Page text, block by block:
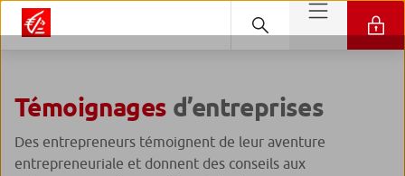
Témoignages d’entreprises
Des entrepreneurs témoignent de leur aventure
entrepreneuriale et donnent des conseils aux